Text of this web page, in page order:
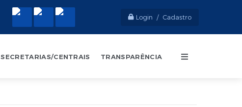
Login / Cadastro
SECRETARIAS/CENTRAIS TRANSPARÊNCIA